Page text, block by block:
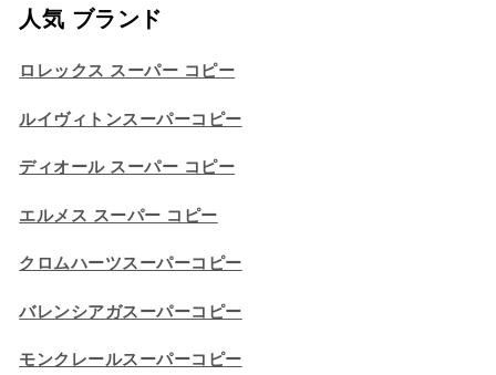
人気 ブランド
ロレックス スーパー コピー
ルイヴィトンスーパーコピー
ディオール スーパー コピー
エルメス スーパー コピー
クロムハーツスーパーコピー
バレンシアガスーパーコピー
モンクレールスーパーコピー